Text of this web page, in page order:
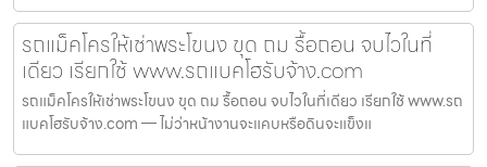
รถแม็คโครให้เช่าพระโขนง ขุด ถม รื้อถอน จบไวในที่
เดียว เรียกใช้ www.รถแบคโฮรับจ้าง.com
รถแม็คโครให้เช่าพระโขนง ขุด ถม รื้อถอน จบไวในที่เดียว เรียกใช้ www.รถ
แบคโฮรับจ้าง.com — ไม่ว่าหน้างานจะแคบหรือดินจะแข็งแ